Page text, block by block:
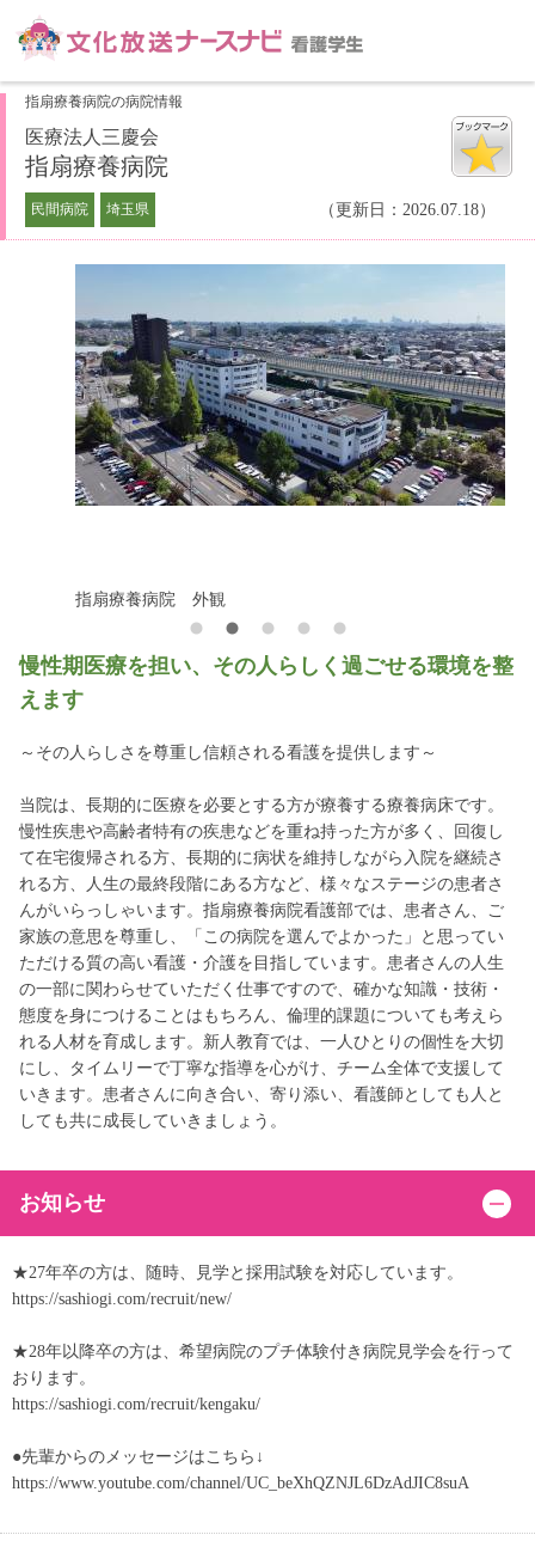
指扇療養病院の病院情報
医療法人三慶会
指扇療養病院
民間病院 埼玉県 （更新日：2026.07.18）
指扇療養病院 外観
慢性期医療を担い、その人らしく過ごせる環境を整
えます
～その人らしさを尊重し信頼される看護を提供します～
当院は、長期的に医療を必要とする方が療養する療養病床です。
慢性疾患や高齢者特有の疾患などを重ね持った方が多く、回復し
て在宅復帰される方、長期的に病状を維持しながら入院を継続さ
れる方、人生の最終段階にある方など、様々なステージの患者さ
んがいらっしゃいます。指扇療養病院看護部では、患者さん、ご
家族の意思を尊重し、「この病院を選んでよかった」と思ってい
ただける質の高い看護・介護を目指しています。患者さんの人生
の一部に関わらせていただく仕事ですので、確かな知識・技術・
態度を身につけることはもちろん、倫理的課題についても考えら
れる人材を育成します。新人教育では、一人ひとりの個性を大切
にし、タイムリーで丁寧な指導を心がけ、チーム全体で支援して
いきます。患者さんに向き合い、寄り添い、看護師としても人と
しても共に成長していきましょう。
お知らせ
★27年卒の方は、随時、見学と採用試験を対応しています。
https://sashiogi.com/recruit/new/
★28年以降卒の方は、希望病院のプチ体験付き病院見学会を行って
おります。
https://sashiogi.com/recruit/kengaku/
●先輩からのメッセージはこちら↓
https://www.youtube.com/channel/UC_beXhQZNJL6DzAdJIC8suA